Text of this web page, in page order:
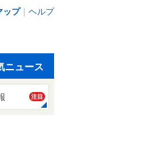
ップ｜ ヘルプ
ニュース
注目